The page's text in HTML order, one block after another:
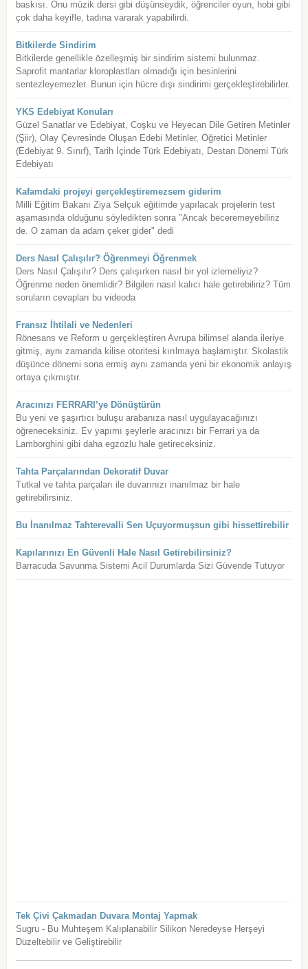
baskısı. Onu müzik dersi gibi düşünseydik, öğrenciler oyun, hobi gibi
çok daha keyifle, tadına vararak yapabilirdi.
Bitkilerde Sindirim
Bitkilerde genellikle özelleşmiş bir sindirim sistemi bulunmaz.
Saprofit mantarlar kloroplastları olmadığı için besinlerini
sentezleyemezler. Bunun için hücre dışı sindirimi gerçekleştirebilirler.
YKS Edebiyat Konuları
Güzel Sanatlar ve Edebiyat, Coşku ve Heyecan Dile Getiren Metinler
(Şiir), Olay Çevresinde Oluşan Edebi Metinler, Öğretici Metinler
(Edebiyat 9. Sınıf), Tarih İçinde Türk Edebiyatı, Destan Dönemi Türk
Edebiyatı
Kafamdaki projeyi gerçekleştiremezsem giderim
Milli Eğitim Bakanı Ziya Selçuk eğitimde yapılacak projelerin test
aşamasında olduğunu söyledikten sonra "Ancak beceremeyebiliriz
de. O zaman da adam çeker gider" dedi
Ders Nasıl Çalışılır? Öğrenmeyi Öğrenmek
Ders Nasıl Çalışılır? Ders çalışırken nasıl bir yol izlemeliyiz?
Öğrenme neden önemlidir? Bilgileri nasıl kalıcı hale getirebiliriz? Tüm
soruların cevapları bu videoda
Fransız İhtilali ve Nedenleri
Rönesans ve Reform u gerçekleştiren Avrupa bilimsel alanda ileriye
gitmiş, aynı zamanda kilise otoritesi kırılmaya başlamıştır. Skolastik
düşünce dönemi sona ermiş aynı zamanda yeni bir ekonomik anlayış
ortaya çıkmıştır.
Aracınızı FERRARI’ye Dönüştürün
Bu yeni ve şaşırtıcı buluşu arabanıza nasıl uygulayacağınızı
öğreneceksiniz. Ev yapımı şeylerle aracınızı bir Ferrari ya da
Lamborghini gibi daha egzozlu hale getireceksiniz.
Tahta Parçalarından Dekoratif Duvar
Tutkal ve tahta parçaları ile duvarınızı inanılmaz bir hale
getirebilirsiniz.
Bu İnanılmaz Tahterevalli Sen Uçuyormuşsun gibi hissettirebilir
Kapılarınızı En Güvenli Hale Nasıl Getirebilirsiniz?
Barracuda Savunma Sistemi Acil Durumlarda Sizi Güvende Tutuyor
Tek Çivi Çakmadan Duvara Montaj Yapmak
Sugru - Bu Muhteşem Kalıplanabilir Silikon Neredeyse Herşeyi
Düzeltebilir ve Geliştirebilir